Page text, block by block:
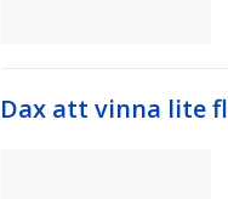
Dax att vinna lite